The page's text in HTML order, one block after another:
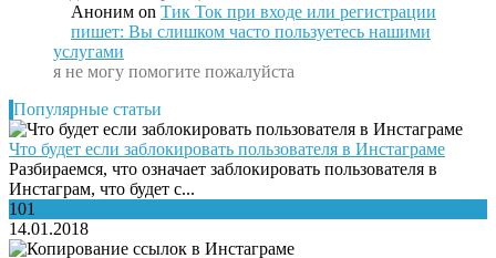
Аноним on Тик Ток при входе или регистрации
пишет: Вы слишком часто пользуетесь нашими
услугами
я не могу помогите пожалуйста
Популярные статьи
Что будет если заблокировать пользователя в Инстаграме
Разбираемся, что означает заблокировать пользователя в
Инстаграм, что будет с...
101
14.01.2018